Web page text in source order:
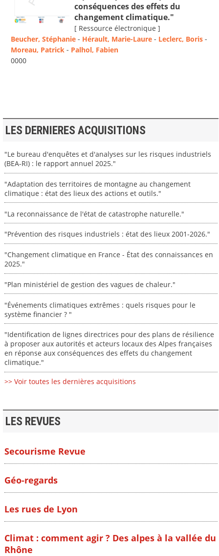
conséquences des effets du
changement climatique."
[ Ressource électronique ]
Beucher, Stéphanie - Hérault, Marie-Laure - Leclerc, Boris -
Moreau, Patrick - Palhol, Fabien
0000
LES DERNIERES ACQUISITIONS
"Le bureau d'enquêtes et d'analyses sur les risques industriels
(BEA-RI) : le rapport annuel 2025."
"Adaptation des territoires de montagne au changement
climatique : état des lieux des actions et outils."
"La reconnaissance de l'état de catastrophe naturelle."
"Prévention des risques industriels : état des lieux 2001-2026."
"Changement climatique en France - État des connaissances en
2025."
"Plan ministériel de gestion des vagues de chaleur."
"Événements climatiques extrêmes : quels risques pour le
système financier ? "
"Identification de lignes directrices pour des plans de résilience
à proposer aux autorités et acteurs locaux des Alpes françaises
en réponse aux conséquences des effets du changement
climatique."
>> Voir toutes les dernières acquisitions
LES REVUES
Secourisme Revue
Géo-regards
Les rues de Lyon
Climat : comment agir ? Des alpes à la vallée du
Rhône